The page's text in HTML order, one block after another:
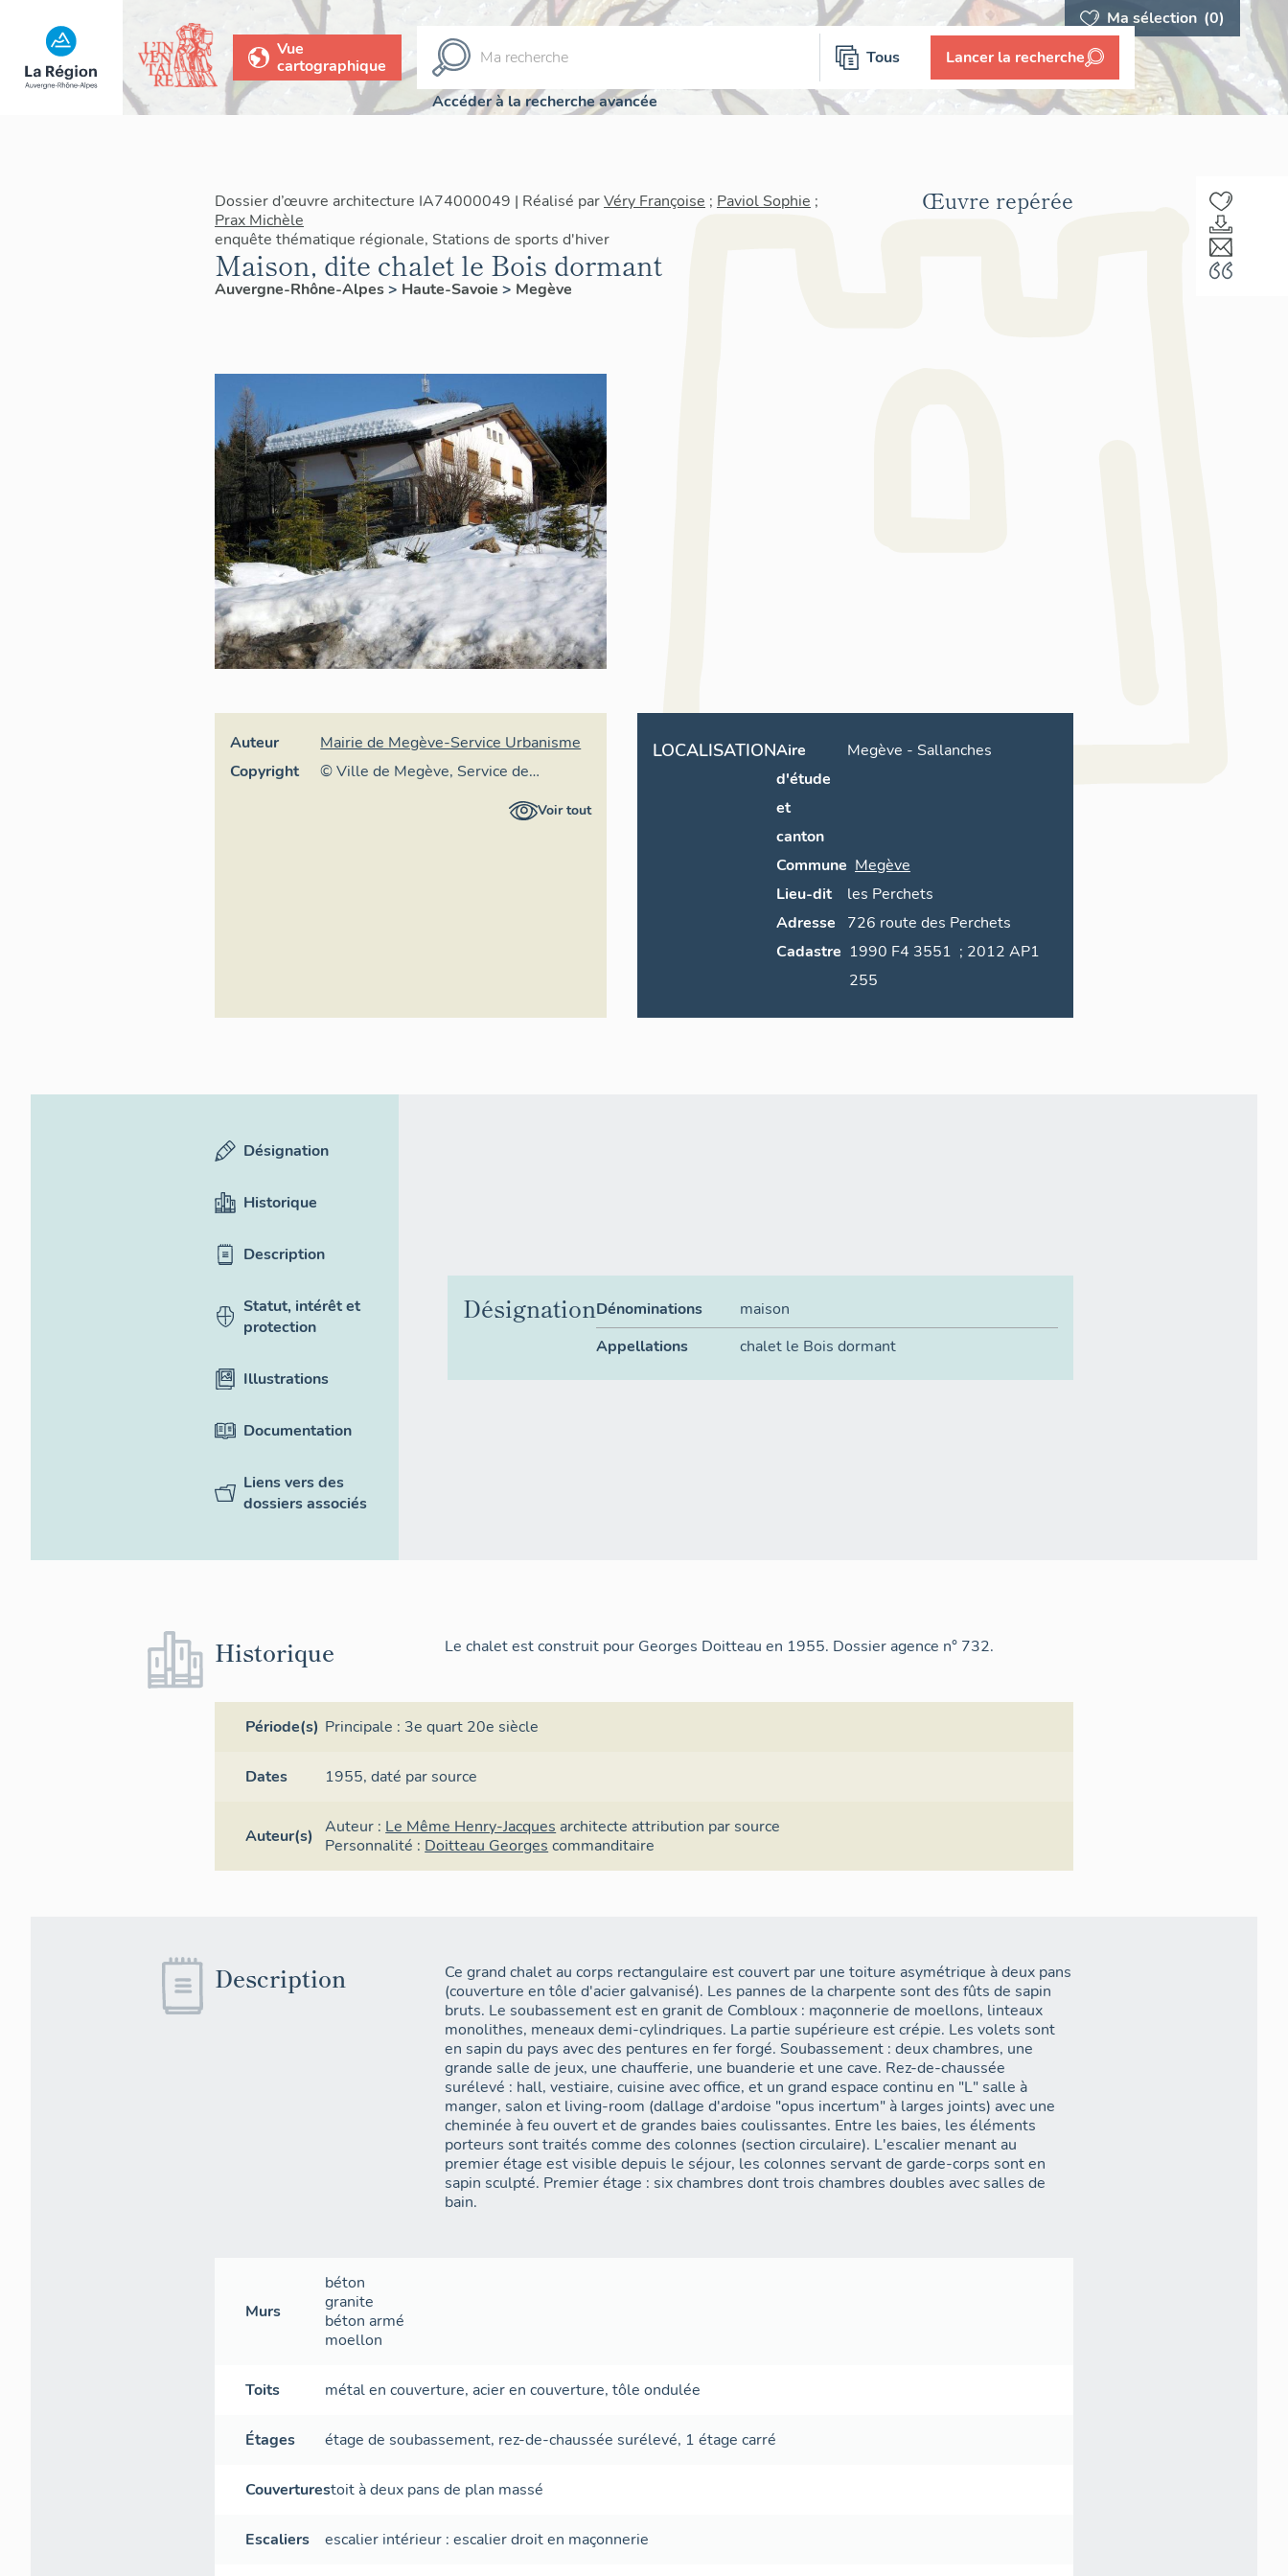
Ma sélection (0)
Vue
cartographique
Tous Lancer la recherche
Accéder à la recherche avancée
Dossier d’œuvre architecture IA74000049 | Réalisé parVéry Françoise ; Paviol Sophie ;
Prax Michèle
enquête thématique régionale, Stations de sports d'hiver
Maison, dite chalet le Bois dormant
Auvergne-Rhône-Alpes> Haute-Savoie > Megève
Œuvre repérée
Auteur
Mairie de Megève-Service Urbanisme
Copyright
© Ville de Megève, Service de
Voir tout
LOCALISATIONAire
d'étude
et
canton
Megève - Sallanches
Commune Megève
Lieu-dit
les Perchets
Adresse
726 route des Perchets
Cadastre 1990 F4 3551 ; 2012 AP1
255
Désignation
Historique
Description
Statut, intérêt et
protection
Illustrations
Documentation
Liens vers des
dossiers associés
DésignationDénominations
maison
Appellations
chalet le Bois dormant
Historique Le chalet est construit pour Georges Doitteau en 1955. Dossier agence n° 732.
Période(s) Principale : 3e quart 20e siècle
Dates 1955,daté par source
Auteur(s) Auteur : Le Même Henry-Jacques architecte attribution par source
Personnalité : Doitteau Georges commanditaire
Description
Ce grand chalet au corps rectangulaire est couvert par une toiture asymétrique à deux pans
(couverture en tôle d'acier galvanisé). Les pannes de la charpente sont des fûts de sapin
bruts. Le soubassement est en granit de Combloux : maçonnerie de moellons, linteaux
monolithes, meneaux demi-cylindriques. La partie supérieure est crépie. Les volets sont
en sapin du pays avec des pentures en fer forgé. Soubassement : deux chambres, une
grande salle de jeux, une chaufferie, une buanderie et une cave. Rez-de-chaussée
surélevé : hall, vestiaire, cuisine avec office, et un grand espace continu en "L" salle à
manger, salon et living-room (dallage d'ardoise "opus incertum" à larges joints) avec une
cheminée à feu ouvert et de grandes baies coulissantes. Entre les baies, les éléments
porteurs sont traités comme des colonnes (section circulaire). L'escalier menant au
premier étage est visible depuis le séjour, les colonnes servant de garde-corps sont en
sapin sculpté. Premier étage : six chambres dont trois chambres doubles avec salles de
bain.
Murs
béton
granite
béton armé
moellon
Toits métal en couverture, acier en couverture,tôle ondulée
Étages étage de soubassement, rez-de-chaussée surélevé, 1 étage carré
Couverturestoit à deux pans de plan massé
Escaliers escalier intérieur :escalier droiten maçonnerie